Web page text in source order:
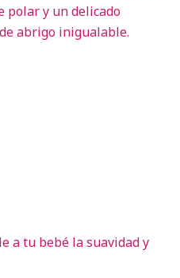
polar y un delicado
abrigo inigualable.
a tu bebé la suavidad y